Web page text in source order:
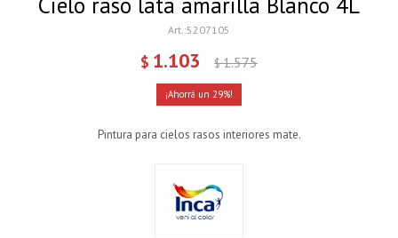
5207105
$ 1.103 $1.575
29
Pintura para cielos rasos interiores mate.